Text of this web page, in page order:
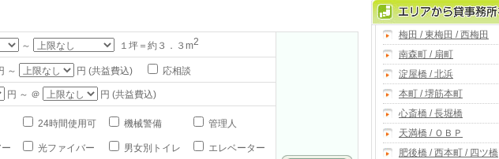
～ １坪＝約３．３m2
～ 円 (共益費込) 応相談
円 ～ ＠ 円 (共益費込)
24時間使用可 機械警備 管理人
光ファイバー 男女別トイレ エレベーター
梅田 / 東梅田 / 西梅田
南森町 / 扇町
淀屋橋 / 北浜
本町 / 堺筋本町
心斎橋 / 長堀橋
天満橋 / ＯＢＰ
肥後橋 / 西本町 / 四ツ橋